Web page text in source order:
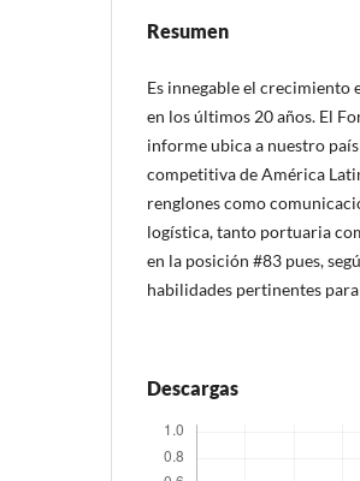
Resumen
Es innegable el crecimiento
en los últimos 20 años. El
informe ubica a nuestro
competitiva de América
renglones como
logística, tanto portuaria
en la posición #83 pues,
habilidades pertinentes
Descargas